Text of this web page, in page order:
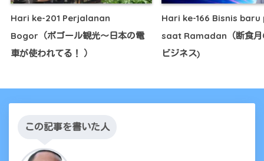
Hari ke-201 Perjalanan
Bogor（ボゴール観光～日本の電
車が使われてる！ ）
Hari ke-166 Bisnis
saat Ramadan（断食月
ビジネス)
この記事を書いた人